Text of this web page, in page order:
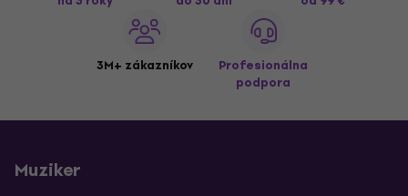
3M+ zákazníkov
Profesionálna
podpora
Muziker